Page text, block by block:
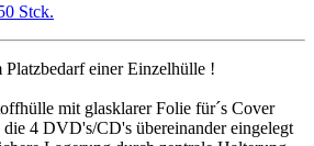
Stck.
einer Einzelhülle !
mit glasklarer Folie für´s Cover
4 DVD's/CD's übereinander eingelegt